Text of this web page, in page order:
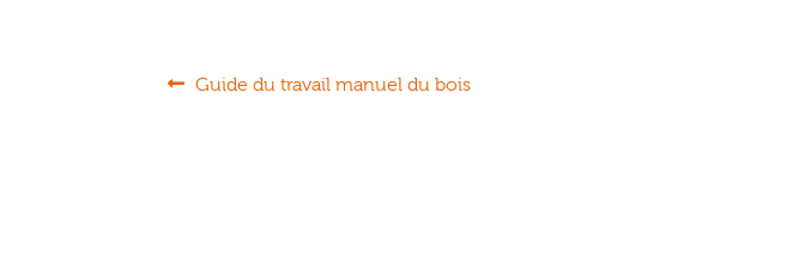
Navigation
Article
Guide du travail manuel du bois